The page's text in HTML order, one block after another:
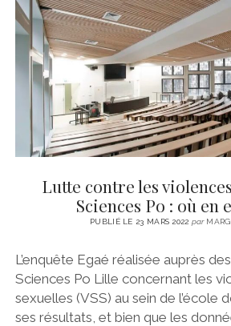
CINÉMA
LITTÉRATURE
ÉCONOMIE
SPORT
MÉDIAS
SANTÉ
instagram
email
Lutte contre les
Sciences Po : où en
PUBLIÉ LE 23 MARS 2022 par
L’enquête Egaé réalisée auprès
Sciences Po Lille concernant les
sexuelles (VSS) au sein de l’école
ses résultats, et bien que les